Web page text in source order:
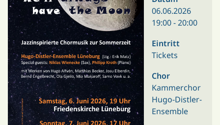
06.06.2026
19:00-20:00
Eintritt
Tickets
Chor
Kammerchor
Hugo-Distler-
Ensemble